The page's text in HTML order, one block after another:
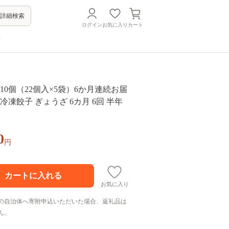
詳細検索
ログインお気に入り カート
個（22個入×5袋）6か月連続お届
凍餃子 ぎょうざ 6カ月 6回 半年
円
お気に入り
自治体へ寄附申込いただいた場合、返礼品は